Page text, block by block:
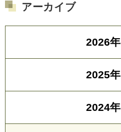
アーカイブ
2026年
2025年
2024年